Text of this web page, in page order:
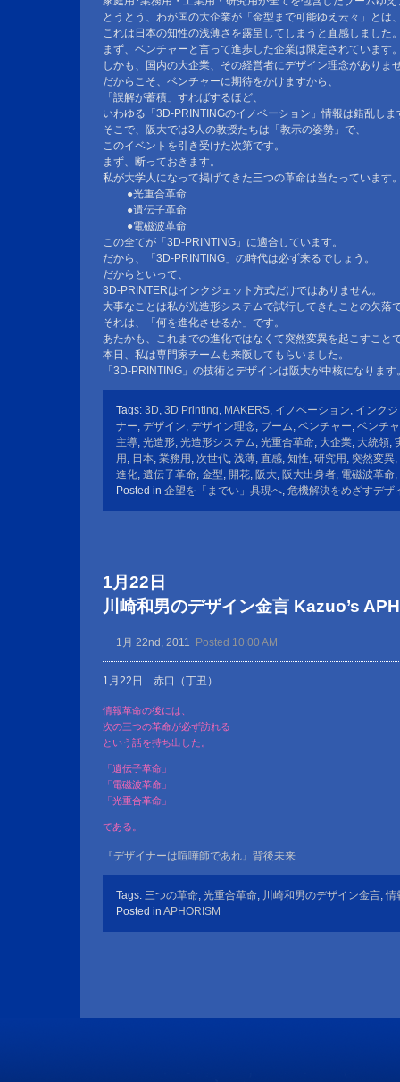
とうとう、わが国の大企業が「金型まで可能ゆえ云々」とは
これは日本の知性の浅薄さを露呈してしまうと直感しました
まず、ベンチャーと言って進歩した企業は限定されています
しかも、国内の大企業、その経営者にデザイン理念がありま
だからこそ、ベンチャーに期待をかけますから、
「誤解が蓄積」すればするほど、
いわゆる「3D-PRINTINGのイノベーション」情報は錯乱しま
そこで、阪大では3人の教授たちは「教示の姿勢」で、
このイベントを引き受けた次第です。
まず、断っておきます。
私が大学人になって掲げてきた三つの革命は当たっています
●光重合革命
●遺伝子革命
●電磁波革命
この全てが「3D-PRINTING」に適合しています。
だから、「3D-PRINTING」の時代は必ず来るでしょう。
だからといって、
3D-PRINTERはインクジェット方式だけではありません。
大事なことは私が光造形システムで試行してきたことの欠落
それは、「何を進化させるか」です。
あたかも、これまでの進化ではなくて突然変異を起こすこと
本日、私は専門家チームも来阪してもらいました。
「3D-PRINTING」の技術とデザインは阪大が中核になります
Tags: 3D, 3D Printing, MAKERS, イノベーション, インク
ナー, デザイン, デザイン理念, ブーム, ベンチャー, ベンチ
主導, 光造形, 光造形システム, 光重合革命, 大企業, 大統領,
用 , 日本, 業務用 , 次世代, 浅薄, 直感, 知性, 研究用 , 突然変異,
進化, 遺伝子革命, 金型, 開花, 阪大, 阪大出身者, 電磁波革命,
Posted in 企望を「までい」具現へ, 危機解決をめざすデザ
1月22日
川崎和男のデザイン金言 Kazuo’s
1月 22nd, 2011 Posted 10:00 AM
1月22日 赤口（丁丑）
情報革命の後には、
次の三つの革命が必ず訪れる
という話を持ち出した。
「遺伝子革命」
「電磁波革命」
「光重合革命」
である。
『デザイナーは喧嘩師であれ』背後未来
Tags: 三つの革命 光重合革命 川崎和男のデザイン金言 ,情
Posted in APHORISM